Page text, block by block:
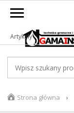
Artykuły
Strona główna